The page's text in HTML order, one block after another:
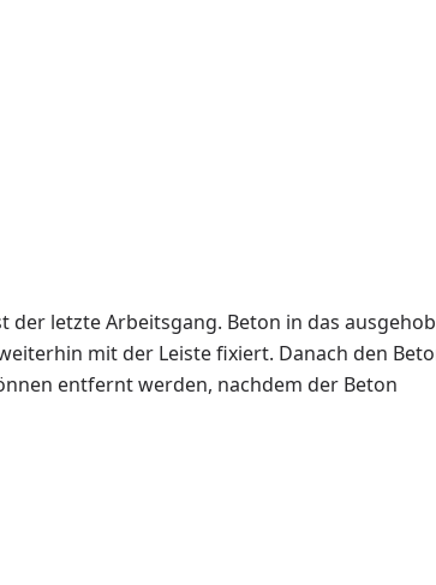
der letzte Arbeitsgang. Beton in das
mit der Leiste fixiert. Danach den
entfernt werden, nachdem der Beton